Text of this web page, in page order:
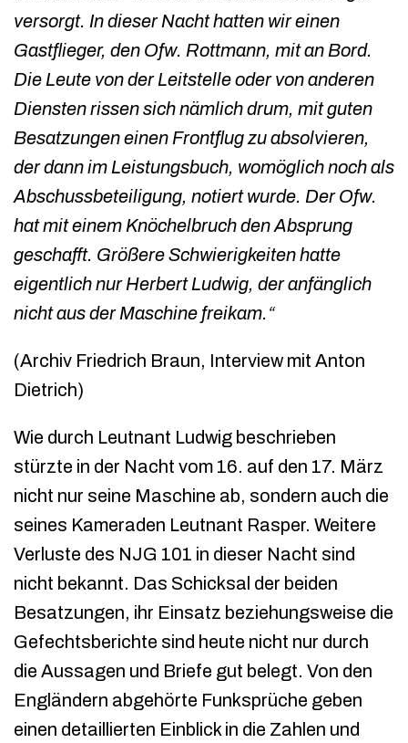
versorgt. In dieser Nacht hatten wir einen
Gastflieger, den Ofw. Rottmann, mit an Bord.
Die Leute von der Leitstelle oder von anderen
Diensten rissen sich nämlich drum, mit guten
Besatzungen einen Frontflug zu absolvieren,
der dann im Leistungsbuch, womöglich noch als
Abschussbeteiligung, notiert wurde. Der Ofw.
hat mit einem Knöchelbruch den Absprung
geschafft. Größere Schwierigkeiten hatte
eigentlich nur Herbert Ludwig, der anfänglich
nicht aus der Maschine freikam.“
(Archiv Friedrich Braun, Interview mit Anton
Dietrich)
Wie durch Leutnant Ludwig beschrieben
stürzte in der Nacht vom 16. auf den 17. März
nicht nur seine Maschine ab, sondern auch die
seines Kameraden Leutnant Rasper. Weitere
Verluste des NJG 101 in dieser Nacht sind
nicht bekannt. Das Schicksal der beiden
Besatzungen, ihr Einsatz beziehungsweise die
Gefechtsberichte sind heute nicht nur durch
die Aussagen und Briefe gut belegt. Von den
Engländern abgehörte Funksprüche geben
einen detaillierten Einblick in die Zahlen und